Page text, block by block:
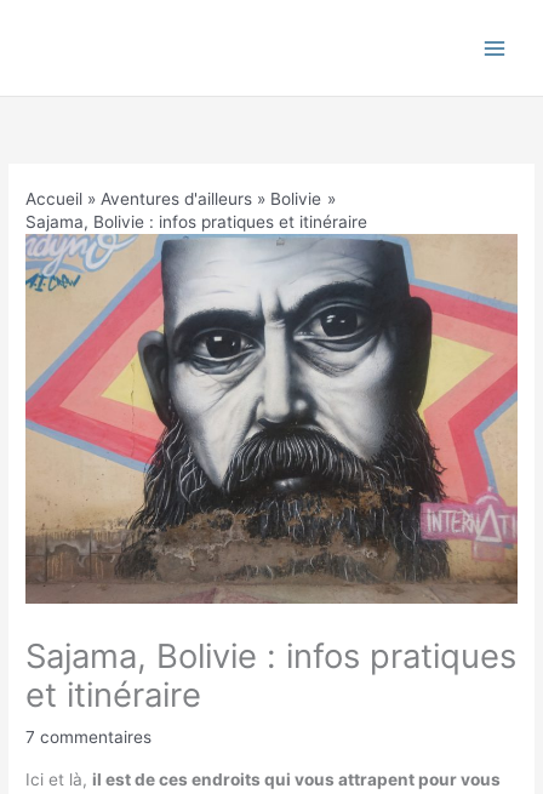
Accueil Aventures d'ailleurs
Bolivie
Sajama, Bolivie : infos pratiques et itinéraire
Sajama, Bolivie : infos pratiques
et itinéraire
7 commentaires
Ici et là, il est de ces endroits qui vous attrapent pour vous